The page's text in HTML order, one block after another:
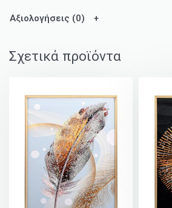
Αξιολογήσεις (0)
Σχετικά προϊόντα